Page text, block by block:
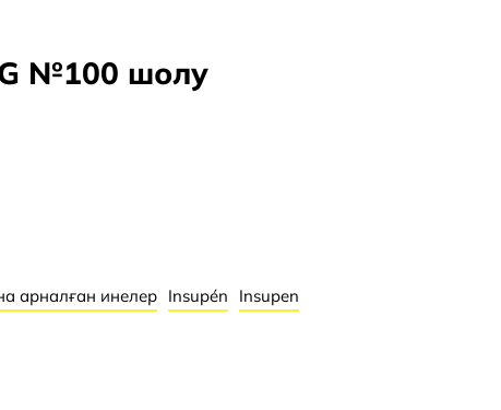
31G (0,25 мм)
№100 шолу
арналған инелер Insupén Insupen